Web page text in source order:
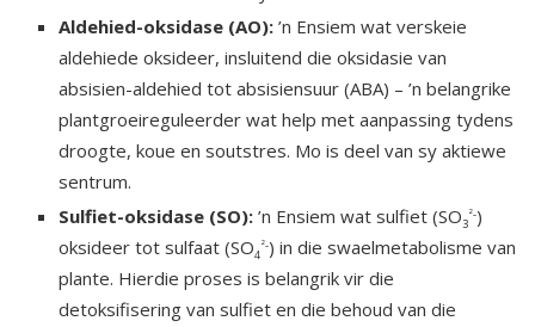
Aldehied-oksidase (AO): ’n Ensiem wat verskeie
aldehiede oksideer, insluitend die oksidasie van
absisien-aldehied tot absisiensuur (ABA) – ’n belangrike
plantgroeireguleerder wat help met aanpassing tydens
droogte, koue en soutstres. Mo is deel van sy aktiewe
sentrum.
Sulfiet-oksidase (SO): ’n Ensiem wat sulfiet (SO3
²-)
oksideer tot sulfaat (SO4
²-) in die swaelmetabolisme van
plante. Hierdie proses is belangrik vir die
detoksifisering van sulfiet en die behoud van die